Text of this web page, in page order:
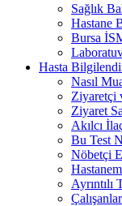
Sağlık
Hastane
Bursa
Hasta
Nasıl
Ziyaretçi
Ziyaret
Akılcı
Bu Test
Nöbetçi
Ayrıntılı